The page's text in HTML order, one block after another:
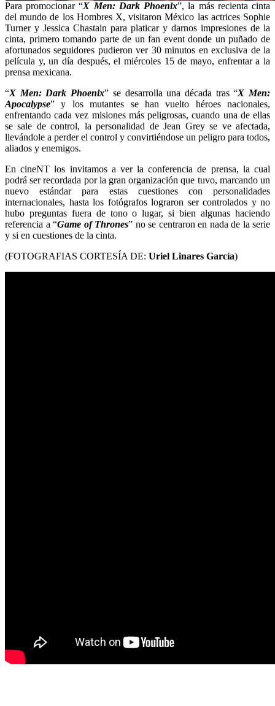
Para promocionar “X Men: Dark Phoenix”, la más recienta cinta
del mundo de los Hombres X, visitaron México las actrices Sophie
Turner y Jessica Chastain para platicar y darnos impresiones de la
cinta, primero tomando parte de un fan event donde un puñado de
afortunados seguidores pudieron ver 30 minutos en exclusiva de la
película y, un día después, el miércoles 15 de mayo, enfrentar a la
prensa mexicana.
“X Men: Dark Phoenix” se desarrolla una década tras “X Men:
Apocalypse” y los mutantes se han vuelto héroes nacionales,
enfrentando cada vez misiones más peligrosas, cuando una de ellas
se sale de control, la personalidad de Jean Grey se ve afectada,
llevándole a perder el control y convirtiéndose un peligro para todos,
aliados y enemigos.
En cineNT los invitamos a ver la conferencia de prensa, la cual
podrá ser recordada por la gran organización que tuvo, marcando un
nuevo estándar para estas cuestiones con personalidades
internacionales, hasta los fotógrafos lograron ser controlados y no
hubo preguntas fuera de tono o lugar, si bien algunas haciendo
referencia a “Game of Thrones” no se centraron en nada de la serie
y si en cuestiones de la cinta.
(FOTOGRAFIAS CORTESÍA DE: Uriel Linares García)